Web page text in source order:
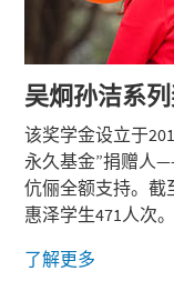
吴炯孙洁系
该奖学金设立于
永久基金”捐赠人
伉俪全额支持。截
惠泽学生471人次。
了解更多